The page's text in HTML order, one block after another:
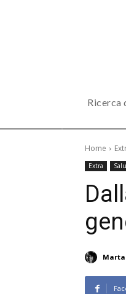
Ricerca
Home
Extra
Marta